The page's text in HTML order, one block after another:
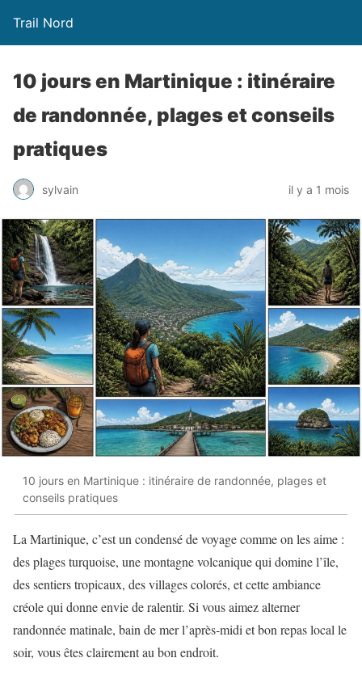
Trail Nord
10 jours en Martinique : itinéraire
de randonnée, plages et conseils
pratiques
sylvain il y a 1 mois
10 jours en Martinique : itinéraire de randonnée, plages et
conseils pratiques
La Martinique, c’est un condensé de voyage comme on les aime :
des plages turquoise, une montagne volcanique qui domine l’île,
des sentiers tropicaux, des villages colorés, et cette ambiance
créole qui donne envie de ralentir. Si vous aimez alterner
randonnée matinale, bain de mer l’après-midi et bon repas local le
soir, vous êtes clairement au bon endroit.